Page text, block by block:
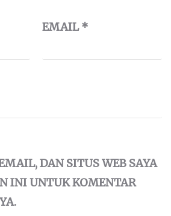
EMAIL*
DAN SITUS WEB SAYA
INI UNTUK KOMENTAR